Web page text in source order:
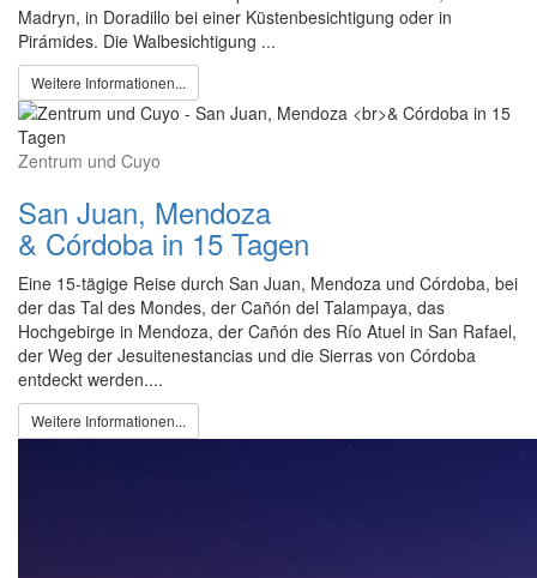
Madryn, in Doradillo bei einer Küstenbesichtigung oder in
Pirámides. Die Walbesichtigung ...
Weitere Informationen...
Zentrum und Cuyo
San Juan, Mendoza
& Córdoba in 15 Tagen
Eine 15-tägige Reise durch San Juan, Mendoza und Córdoba, bei
der das Tal des Mondes, der Cañón del Talampaya, das
Hochgebirge in Mendoza, der Cañón des Río Atuel in San Rafael,
der Weg der Jesuitenestancias und die Sierras von Córdoba
entdeckt werden....
Weitere Informationen...